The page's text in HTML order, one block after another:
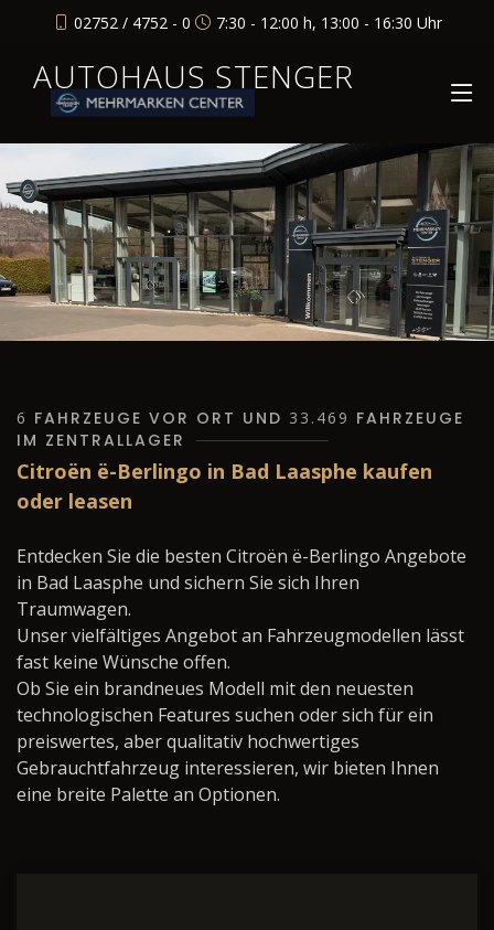
02752 / 4752 - 0 7:30 - 12:00 h, 13:00 - 16:30 Uhr
AUTOHAUS STENGER
6 FAHRZEUGE VOR ORT UND 33.469 FAHRZEUGE
IM ZENTRALLAGER
Citroën ë-Berlingo in Bad Laasphe kaufen
oder leasen
Entdecken Sie die besten Citroën ë-Berlingo Angebote
in Bad Laasphe und sichern Sie sich Ihren
Traumwagen.
Unser vielfältiges Angebot an Fahrzeugmodellen lässt
fast keine Wünsche offen.
Ob Sie ein brandneues Modell mit den neuesten
technologischen Features suchen oder sich für ein
preiswertes, aber qualitativ hochwertiges
Gebrauchtfahrzeug interessieren, wir bieten Ihnen
eine breite Palette an Optionen.